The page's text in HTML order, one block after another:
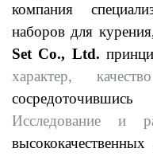
компания
наборов для
Set Co., Ltd.
характер,
Исследование и